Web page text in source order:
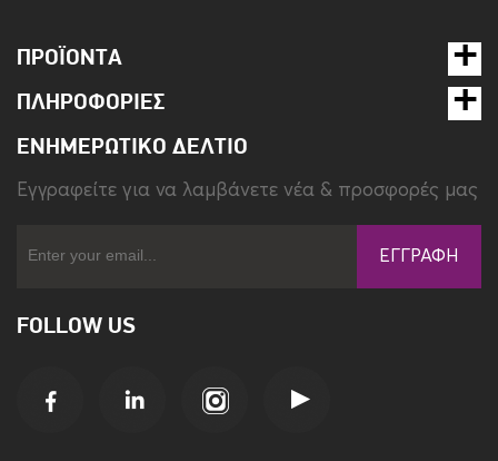
ΠΡΟΪΌΝΤΑ
ΠΛΗΡΟΦΟΡΊΕΣ
ΕΝΗΜΕΡΩΤΙΚΌ ΔΕΛΤΊΟ
Eγγραφείτε για να λαμβάνετε νέα & προσφορές μας
ΕΓΓΡΑΦΉ
FOLLOW US